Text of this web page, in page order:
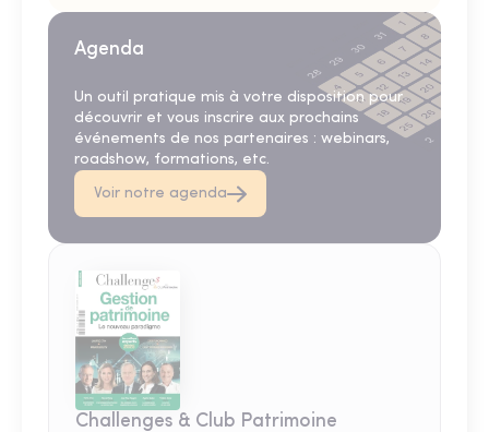
Agenda
Un outil pratique mis à votre disposition pour
découvrir et vous inscrire aux prochains
événements de nos partenaires : webinars,
roadshow, formations, etc.
Voir notre agenda
Challenges & Club Patrimoine